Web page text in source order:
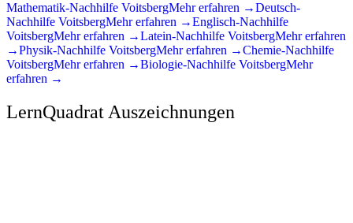
Mathematik-Nachhilfe VoitsbergMehr erfahren →Deutsch-
Nachhilfe VoitsbergMehr erfahren →Englisch-Nachhilfe
VoitsbergMehr erfahren →Latein-Nachhilfe VoitsbergMehr erfahren
→Physik-Nachhilfe VoitsbergMehr erfahren →Chemie-Nachhilfe
VoitsbergMehr erfahren →Biologie-Nachhilfe VoitsbergMehr
erfahren →
LernQuadrat Auszeichnungen